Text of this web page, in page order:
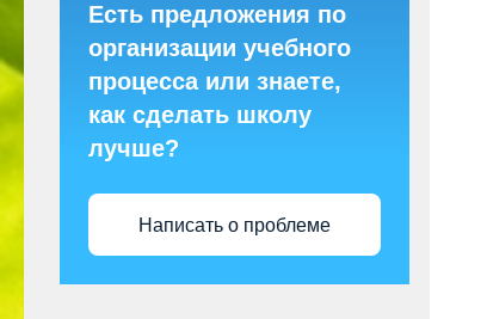
Есть предложения по
организации учебного
процесса или знаете,
как сделать школу
лучше?
Написать о проблеме